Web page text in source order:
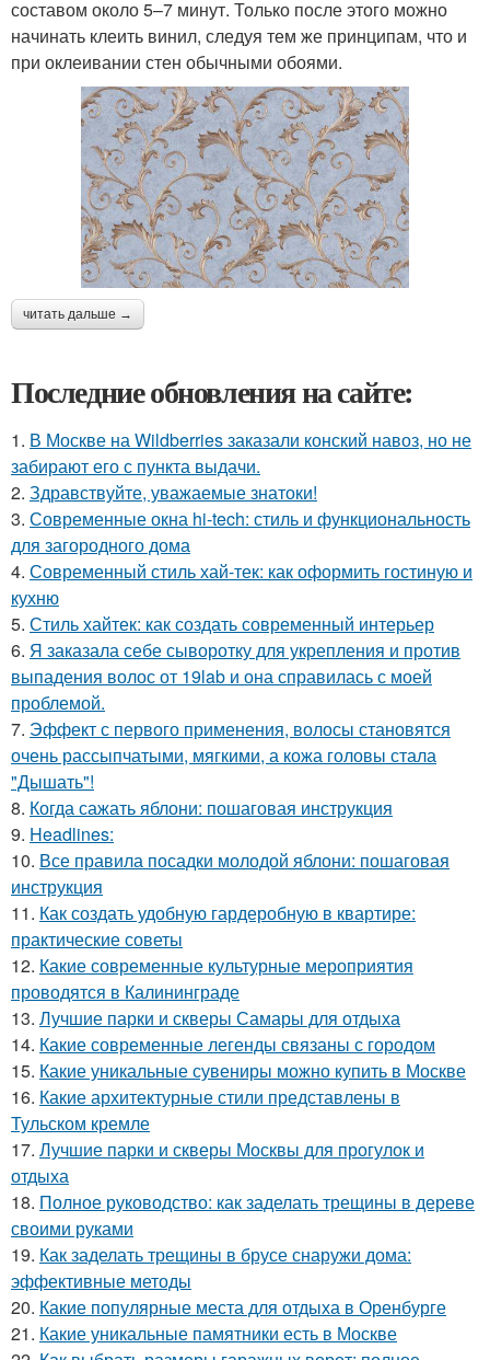
составом около 5–7 минут. Только после этого можно
начинать клеить винил, следуя тем же принципам, что и
при оклеивании стен обычными обоями.
читать дальше →
Последние обновления на сайте:
1. В Москве на Wildberries заказали конский навоз, но не
забирают его с пункта выдачи.
2. Здравствуйте, уважаемые знатоки!
3. Современные окна hi-tech: стиль и функциональность
для загородного дома
4. Современный стиль хай-тек: как оформить гостиную и
кухню
5. Стиль хайтек: как создать современный интерьер
6. Я заказала себе сыворотку для укрепления и против
выпадения волос от 19lab и она справилась с моей
проблемой.
7. Эффект с первого применения, волосы становятся
очень рассыпчатыми, мягкими, а кожа головы стала
"Дышать"!
8. Когда сажать яблони: пошаговая инструкция
9. Headlines:
10. Все правила посадки молодой яблони: пошаговая
инструкция
11. Как создать удобную гардеробную в квартире:
практические советы
12. Какие современные культурные мероприятия
проводятся в Калининграде
13. Лучшие парки и скверы Самары для отдыха
14. Какие современные легенды связаны с городом
15. Какие уникальные сувениры можно купить в Москве
16. Какие архитектурные стили представлены в
Тульском кремле
17. Лучшие парки и скверы Москвы для прогулок и
отдыха
18. Полное руководство: как заделать трещины в дереве
своими руками
19. Как заделать трещины в брусе снаружи дома:
эффективные методы
20. Какие популярные места для отдыха в Оренбурге
21. Какие уникальные памятники есть в Москве